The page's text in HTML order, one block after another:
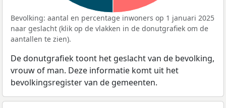
Bevolking: aantal en percentage inwoners op 1 januari 2025
naar geslacht (klik op de vlakken in de donutgrafiek om de
aantallen te zien).
De donutgrafiek toont het geslacht van de bevolking,
vrouw of man. Deze informatie komt uit het
bevolkingsregister van de gemeenten.